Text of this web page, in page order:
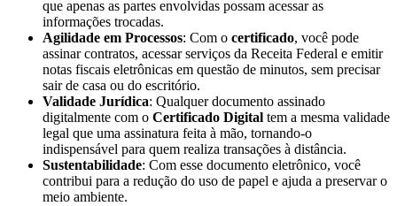
que apenas as partes envolvidas possam acessar as
informações trocadas.
Agilidade em Processos: Com o certificado, você pode
assinar contratos, acessar serviços da Receita Federal e emitir
notas fiscais eletrônicas em questão de minutos, sem precisar
sair de casa ou do escritório.
Validade Jurídica: Qualquer documento assinado
digitalmente com o Certificado Digital tem a mesma validade
legal que uma assinatura feita à mão, tornando-o
indispensável para quem realiza transações à distância.
Sustentabilidade: Com esse documento eletrônico, você
contribui para a redução do uso de papel e ajuda a preservar o
meio ambiente.